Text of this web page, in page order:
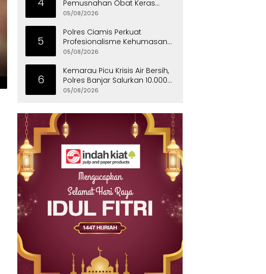
Pemusnahan Obat Keras
Selamatkan Ribuan Generasi
05/08/2026
5
Polres Ciamis Perkuat
Profesionalisme Kehumasan
Melalui Supervisi Bid Humas
05/08/2026
6
Kemarau Picu Krisis Air Bersih,
Polres Banjar Salurkan 10.000
Liter Air untuk Warga Desa
05/08/2026